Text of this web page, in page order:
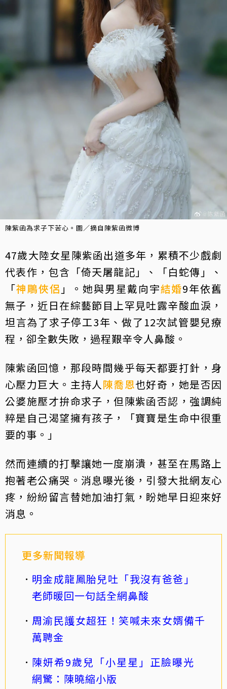
陳紫函為求子下苦心。圖／摘自陳紫函微博
47歲大陸女星陳紫函出道多年，累積不少戲劇
代表作，包含「倚天屠龍記」、「白蛇傳」、
「神鵰俠侶 」。她與男星戴向宇結婚9年依舊
無子，近日在綜藝節目上罕見吐露辛酸血淚，
坦言為了求子停工3年、做了12次試管嬰兒療
程，卻全數失敗，過程艱辛令人鼻酸。
陳紫函回憶，那段時間幾乎每天都要打針，身
心壓力巨大。主持人陳喬恩也好奇，她是否因
公婆施壓才拚命求子，但陳紫函否認，強調純
粹是自己渴望擁有孩子，「寶寶是生命中很重
要的事。」
然而連續的打擊讓她一度崩潰，甚至在馬路上
抱著老公痛哭。消息曝光後，引發大批網友心
疼，紛紛留言替她加油打氣，盼她早日迎來好
消息。
更多新聞報導
明金成龍鳳胎兒吐「我沒有爸爸」
老師暖回一句話全網鼻酸
周渝民護女超狂！笑喊未來女婿備千
萬聘金
陳妍希9歲兒「小星星」正臉曝光
網驚：陳曉縮小版